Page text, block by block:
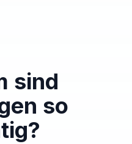
sind
so